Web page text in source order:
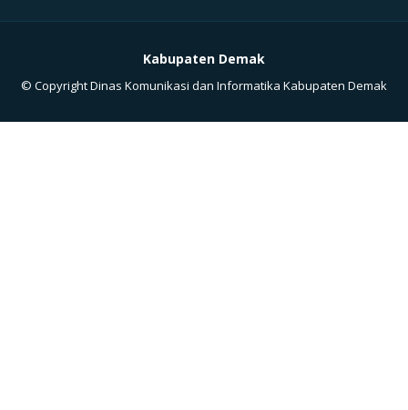
Kabupaten Demak
© Copyright Dinas Komunikasi dan Informatika Kabupaten Demak